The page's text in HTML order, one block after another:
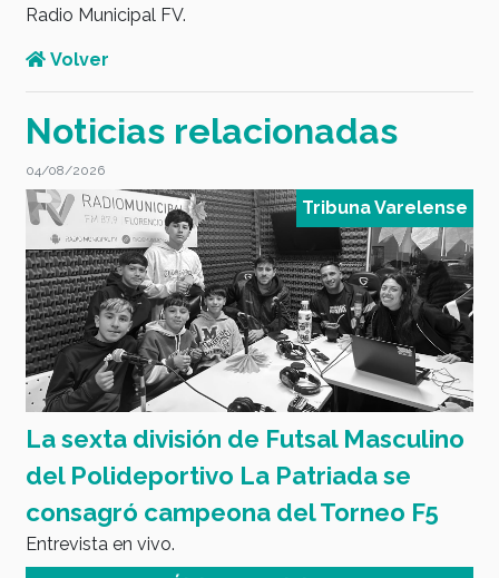
Radio Municipal FV.
Volver
Noticias relacionadas
04/08/2026
Tribuna Varelense
La sexta división de Futsal Masculino
del Polideportivo La Patriada se
consagró campeona del Torneo F5
Entrevista en vivo.